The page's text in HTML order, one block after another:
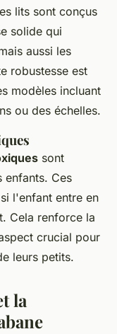
lits sont conçus
solide qui
aussi les
robustesse est
modèles incluant
ou des échelles.
sont
enfants. Ces
l'enfant entre en
Cela renforce la
crucial pour
leurs petits.
la